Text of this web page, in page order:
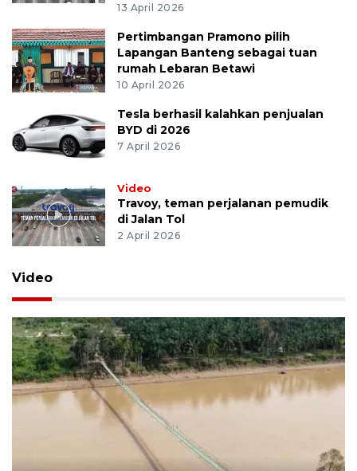
13 April 2026
Pertimbangan Pramono pilih
Lapangan Banteng sebagai tuan
rumah Lebaran Betawi
10 April 2026
Tesla berhasil kalahkan penjualan
BYD di 2026
7 April 2026
Video
Travoy, teman perjalanan pemudik
di Jalan Tol
2 April 2026
Video